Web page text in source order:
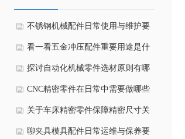
不锈钢机械配件日常使用与维护要
点是什么？
看一看五金冲压配件重要用途是什
么？
探讨自动化机械零件选材原则有哪
些？
CNC精密零件在日常中需要做哪些
维护保养？
关于车床精密零件保障精密尺寸关
键工艺措施是什么？
聊夹具模具配件‌日常运维与保养要